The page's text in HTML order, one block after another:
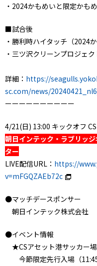
・2024かもめいと限定かも
■試合後
・勝利時ハイタッチ（2024
・三ツ沢クリーンプロジェク
詳細： https://
sc.com/news/
ーーーーーーーーーー
4/21(日) 13:00 キックオフ
朝日インテック・ラブリッ
ター
LIVE配信URL： https://
v=mFGQZAEb72c
●マッチデースポンサー
朝日インテック株式会社
●イベント情報
★CSアセット港サッカー場
今節限定先行入場（